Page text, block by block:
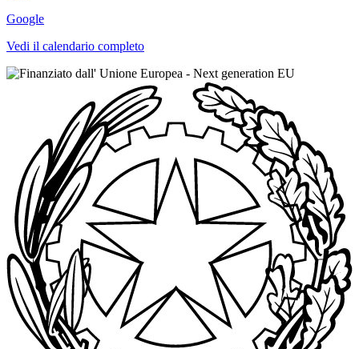
Google
Vedi il calendario completo